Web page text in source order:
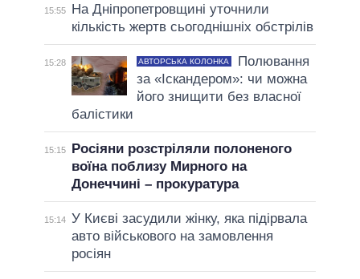
15:55
На Дніпропетровщині уточнили
кількість жертв сьогоднішніх обстрілів
15:28 АВТОРСЬКА КОЛОНКА
Полювання
за «Іскандером»: чи можна
його знищити без власної
балістики
15:15
Росіяни розстріляли полоненого
воїна поблизу Мирного на
Донеччині – прокуратура
15:14 У Києві засудили жінку, яка підірвала
авто військового на замовлення
росіян